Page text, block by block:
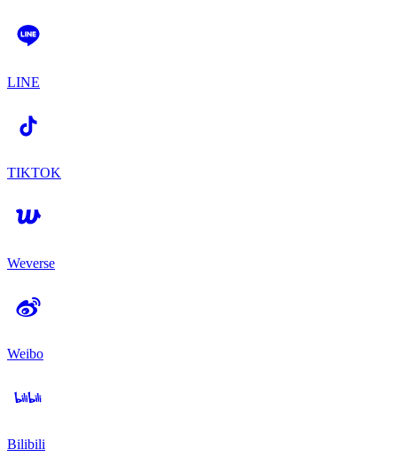
LINE
TIKTOK
Weverse
Weibo
Bilibili